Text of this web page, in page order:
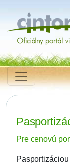
Pre cenovú